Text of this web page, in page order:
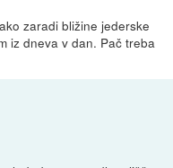
zaradi bližine jederske
iz dneva v dan. Pač treba